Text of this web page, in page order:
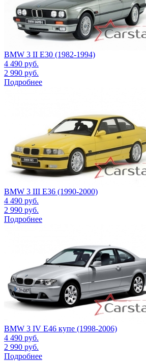
BMW 3 II E30 (1982-1994)
4 490 руб.
2 990 руб.
Подробнее
BMW 3 III E36 (1990-2000)
4 490 руб.
2 990 руб.
Подробнее
BMW 3 IV E46 купе (1998-2006)
4 490 руб.
2 990 руб.
Подробнее